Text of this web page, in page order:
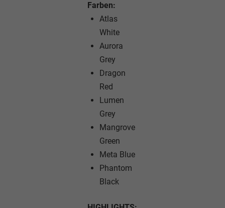
Farben:
Atlas
White
Aurora
Grey
Dragon
Red
Lumen
Grey
Mangrove
Green
Meta Blue
Phantom
Black